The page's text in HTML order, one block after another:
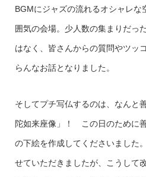
BGMにジャズの流れるオシャレ
囲気の会場。少人数の集まりだっ
はなく、皆さんからの質問やツッ
らんなお話となりました。
そしてプチ写仏するのは、なんと
陀如来座像」！ この日のために
の下絵を作成してくださいました
せていただきましたが、こうして